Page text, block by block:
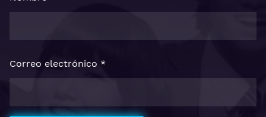
Correo electrónico *